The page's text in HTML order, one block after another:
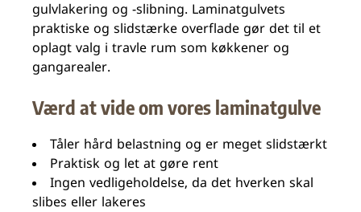
gulvlakering og -slibning. Laminatgulvets
praktiske og slidstærke overflade gør det til et
oplagt valg i travle rum som køkkener og
gangarealer.
Værd at vide om vores laminatgulve
Tåler hård belastning og er meget slidstærkt
Praktisk og let at gøre rent
Ingen vedligeholdelse, da det hverken skal
slibes eller lakeres